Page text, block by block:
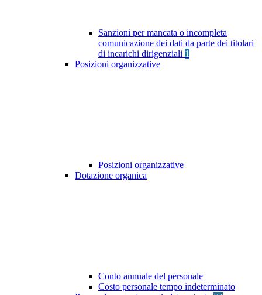
Sanzioni per mancata o incompleta
comunicazione dei dati da parte dei titolari
di incarichi dirigenziali 1
Posizioni organizzative
Posizioni organizzative
Dotazione organica
Conto annuale del personale
Costo personale tempo indeterminato